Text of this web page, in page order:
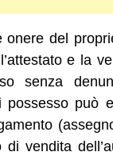
del
e la
senza
può
vendita